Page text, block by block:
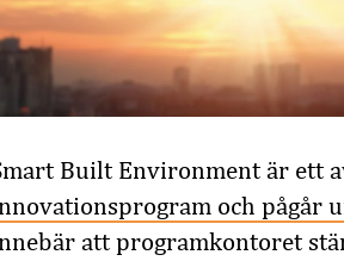
Built Environment är ett
och pågår
att programkontoret